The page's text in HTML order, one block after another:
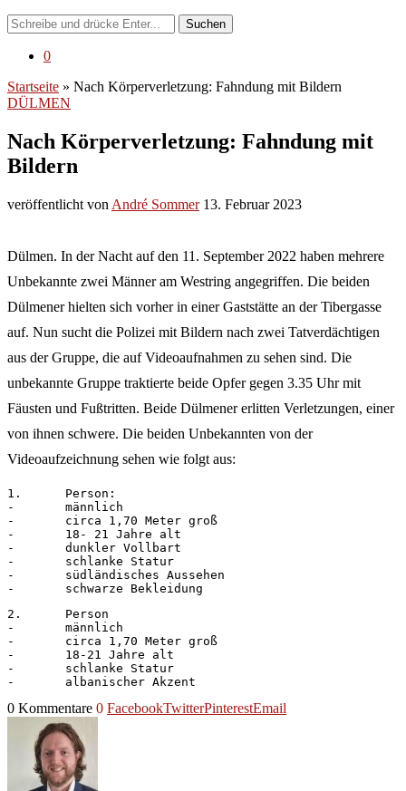
Suchen
0
Startseite » Nach Körperverletzung: Fahndung mit Bildern
DÜLMEN
Nach Körperverletzung: Fahndung mit
Bildern
veröffentlicht von André Sommer 13. Februar 2023
Dülmen. In der Nacht auf den 11. September 2022 haben mehrere
Unbekannte zwei Männer am Westring angegriffen. Die beiden
Dülmener hielten sich vorher in einer Gaststätte an der Tibergasse
auf. Nun sucht die Polizei mit Bildern nach zwei Tatverdächtigen
aus der Gruppe, die auf Videoaufnahmen zu sehen sind. Die
unbekannte Gruppe traktierte beide Opfer gegen 3.35 Uhr mit
Fäusten und Fußtritten. Beide Dülmener erlitten Verletzungen, einer
von ihnen schwere. Die beiden Unbekannten von der
Videoaufzeichnung sehen wie folgt aus:
1.	Person:
-	männlich
-	circa 1,70 Meter groß
-	18- 21 Jahre alt
-	dunkler Vollbart
-	schlanke Statur
-	südländisches Aussehen
-	schwarze Bekleidung
2.	Person
-	männlich
-	circa 1,70 Meter groß
-	18-21 Jahre alt
-	schlanke Statur
-	albanischer Akzent
0 Kommentare 0 FacebookTwitterPinterestEmail